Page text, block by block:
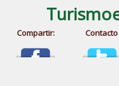
Compartir: Contacto